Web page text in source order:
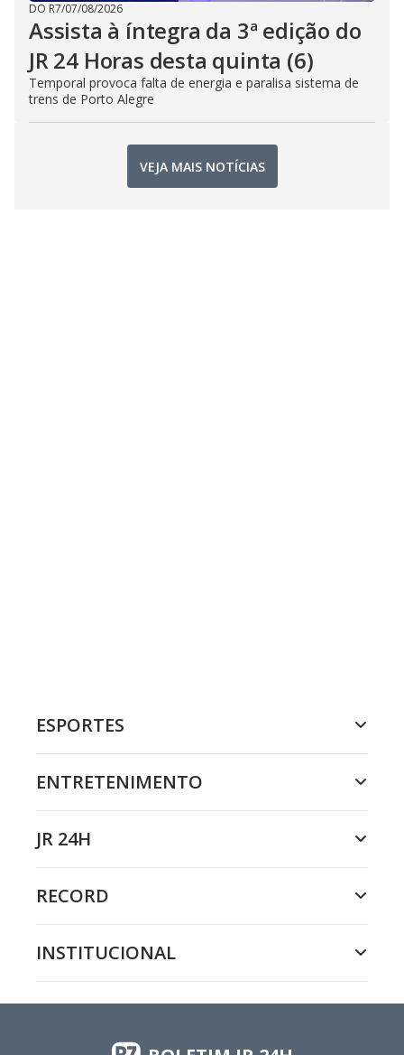
DO R7/07/08/2026
Assista à íntegra da 3ª edição do
JR 24 Horas desta quinta (6)
Temporal provoca falta de energia e paralisa sistema de
trens de Porto Alegre
VEJA MAIS NOTÍCIAS
ESPORTES
ENTRETENIMENTO
JR 24H
RECORD
INSTITUCIONAL